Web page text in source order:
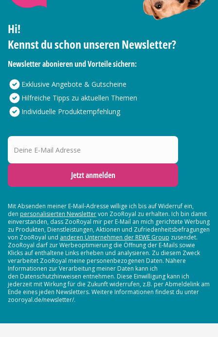
Hi!
Kennst du schon unseren Newsletter?
Newsletter abonieren und Vorteile sichern:
Exklusive Angebote & Gutscheine
Hilfreiche Tipps zu aktuellen Themen
Individuelle Produktempfehlung
Deine E-Mail Adresse
Jetzt anmelden
Mit Absenden meiner E-Mail-Adresse willige ich bis auf Widerruf ein,
den personalisierten Newslettervon ZooRoyal zu erhalten. Ich bin damit
einverstanden, dass ZooRoyal mir per E-Mail an mich gerichtete Werbung
zu Produkten, Dienstleistungen, Aktionen und Zufriedenheitsbefragungen
von ZooRoyal und anderen Unternehmen der REWE Group zusendet.
ZooRoyal darf zur Werbeoptimierung die Öffnung der E-Mails sowie
Klicks auf enthaltene Links erheben und analysieren. Zu diesem Zweck
verarbeitet ZooRoyal meine personenbezogenen Daten. Nähere
Informationen zur Verarbeitung meiner Daten kann ich
den Datenschutzhinweisen entnehmen. Diese Einwilligung kann ich
jederzeit mit Wirkung für die Zukunft widerrufen, z.B. per Abmeldelink am
Ende eines jeden Newsletters. Weitere Informationen findest du unter
zooroyal.de/newsletter/.